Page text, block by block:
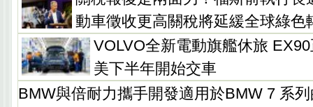
動車徵收更高關稅將延緩全球綠色
VOLVO全新電動旗艦休旅
美下半年開始交車
BMW與倍耐力攜手開發適用於BMW 7 系